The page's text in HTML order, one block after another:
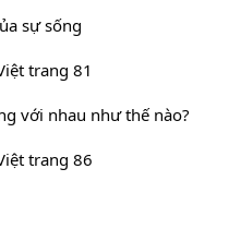
sự sống
trang 81
với nhau như thế nào?
trang 86